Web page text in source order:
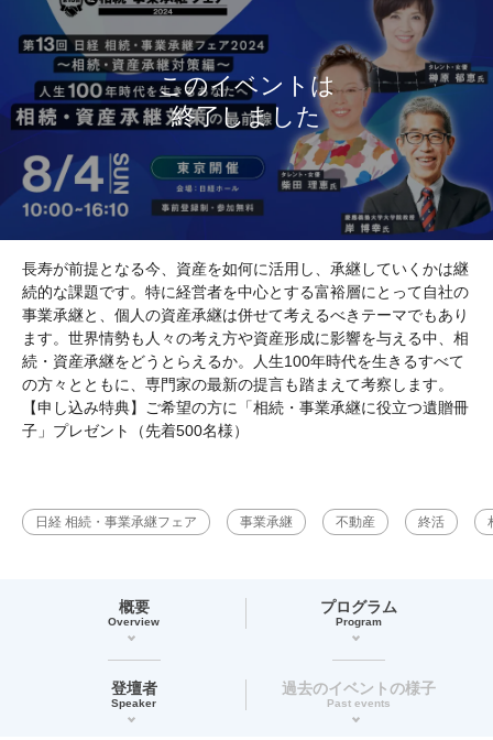
長寿が前提となる今、資産を如何に活用し、承継していくかは継
続的な課題です。特に経営者を中心とする富裕層にとって自社の
事業承継と、個人の資産承継は併せて考えるべきテーマでもあり
ます。世界情勢も人々の考え方や資産形成に影響を与える中、相
続・資産承継をどうとらえるか。人生100年時代を生きるすべて
の方々とともに、専門家の最新の提言も踏まえて考察します。
【申し込み特典】ご希望の方に「相続・事業承継に役立つ遺贈冊
子」プレゼント（先着500名様）
日経 相続・事業承継フェア 事業承継 不動産 終活
概要
Overview
プログラム
Program
登壇者
Speaker
過去のイベントの様子
Past events